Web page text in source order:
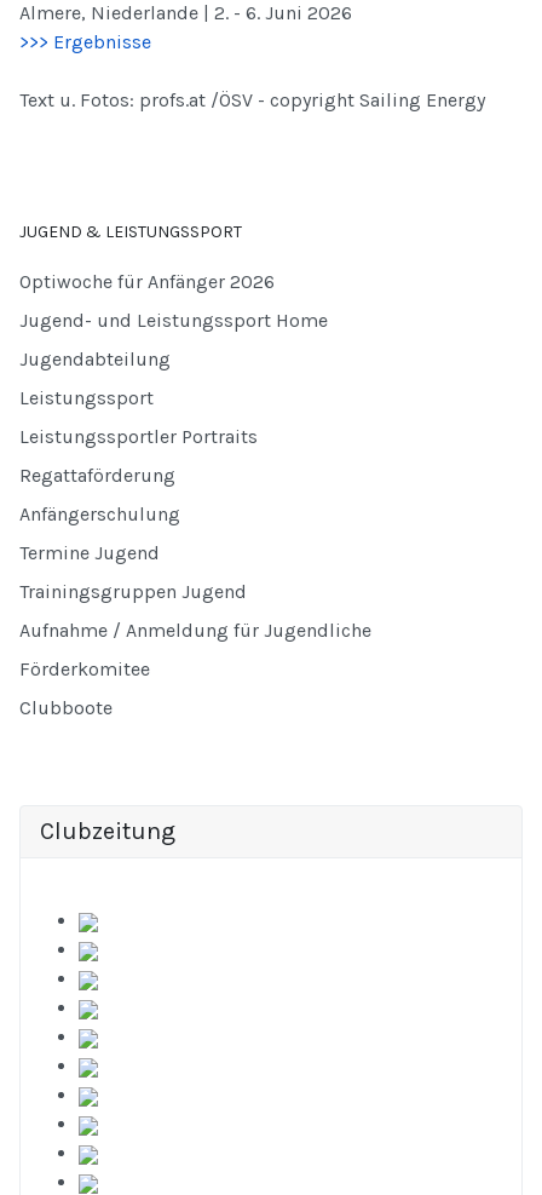
Almere, Niederlande | 2. - 6. Juni 2026
>>> Ergebnisse
Text u. Fotos: profs.at /ÖSV - copyright Sailing Energy
JUGEND & LEISTUNGSSPORT
Optiwoche für Anfänger 2026
Jugend- und Leistungssport Home
Jugendabteilung
Leistungssport
Leistungssportler Portraits
Regattaförderung
Anfängerschulung
Termine Jugend
Trainingsgruppen Jugend
Aufnahme / Anmeldung für Jugendliche
Förderkomitee
Clubboote
Clubzeitung